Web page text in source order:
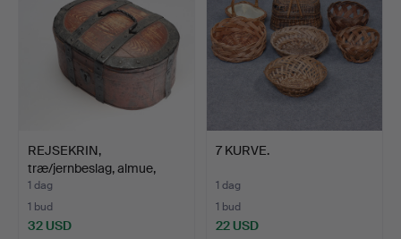
REJSEKRIN,
træ/jernbeslag, almue,
1900-tal…
1 dag
1 bud
32 USD
7 KURVE.
1 dag
1 bud
22 USD